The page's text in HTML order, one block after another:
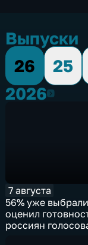
Выпуски
26
25
20262026
7 августа
56% уже
оценил
россиян